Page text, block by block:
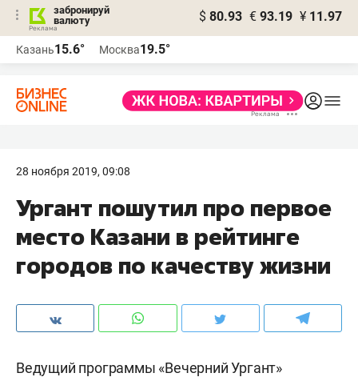
забронируй
валюту
$ 80.93 € 93.19 ¥ 11.97
Казань15.6° Москва19.5°
28 ноября 2019, 09:08
Ургант пошутил про первое
место Казани в рейтинге
городов по качеству жизни​
Ведущий программы «Вечерний Ургант»